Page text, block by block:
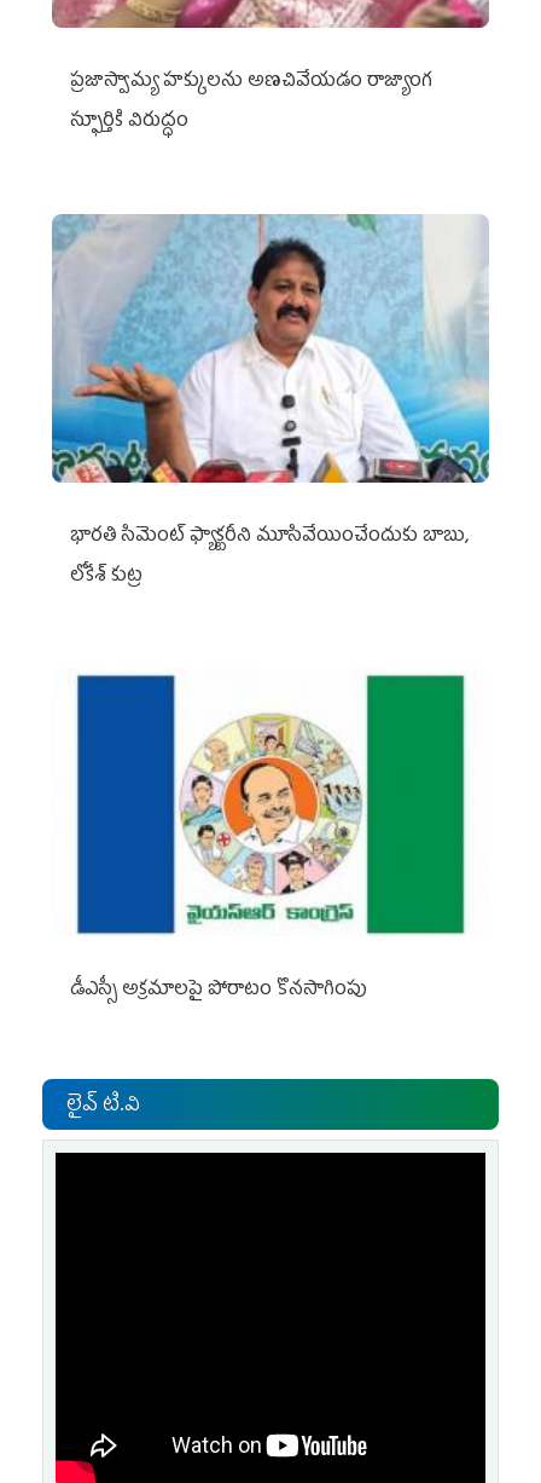
ప్రజాస్వామ్య హక్కులను అణచివేయడం రాజ్యాంగ
స్ఫూర్తికి విరుద్ధం
భారతి సిమెంట్ ఫ్యాక్టరీని మూసివేయించేందుకు బాబు,
లోకేశ్ కుట్ర
డీఎస్సీ అక్రమాలపై పోరాటం కొనసాగింపు
లైవ్ టి.వి